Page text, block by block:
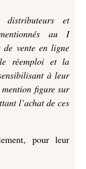
et
au I
de vente en ligne
le réemploi et la
à leur
figure sur
l’achat de ces
pour leur